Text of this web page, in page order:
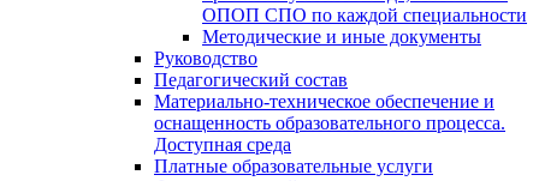
ОПОП СПО по каждой специальности
Методические и иные документы
Руководство
Педагогический состав
Материально-техническое обеспечение и
оснащенность образовательного процесса.
Доступная среда
Платные образовательные услуги